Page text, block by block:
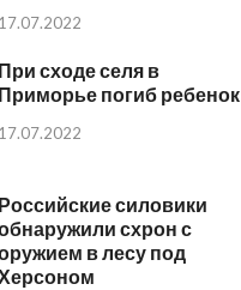
17.07.2022
При сходе селя в
Приморье погиб ребенок
17.07.2022
Российские силовики
схрон с
в лесу под